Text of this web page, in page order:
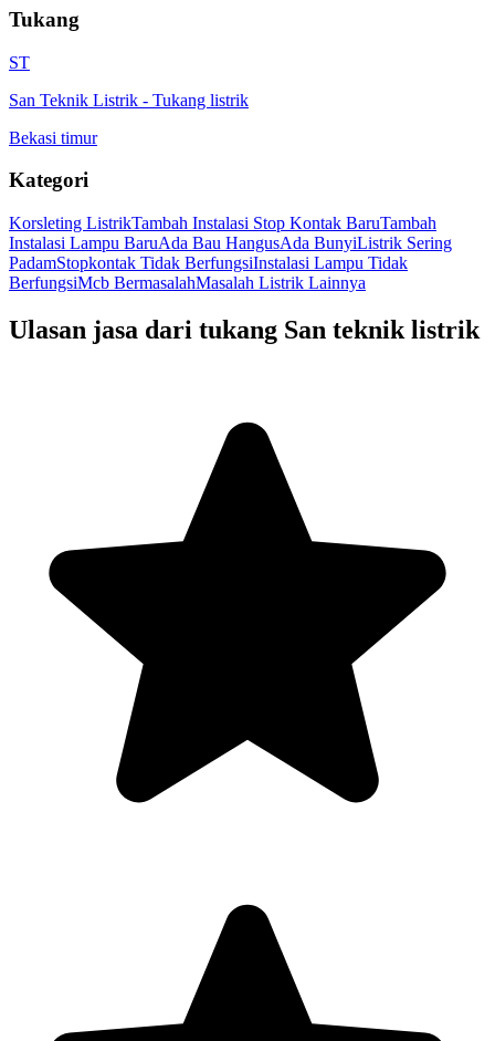
Tukang
ST
San Teknik Listrik - Tukang listrik
Bekasi timur
Kategori
Korsleting ListrikTambah Instalasi Stop Kontak BaruTambah
Instalasi Lampu BaruAda Bau HangusAda BunyiListrik Sering
PadamStopkontak Tidak BerfungsiInstalasi Lampu Tidak
BerfungsiMcb BermasalahMasalah Listrik Lainnya
Ulasan jasa dari tukang San teknik listrik